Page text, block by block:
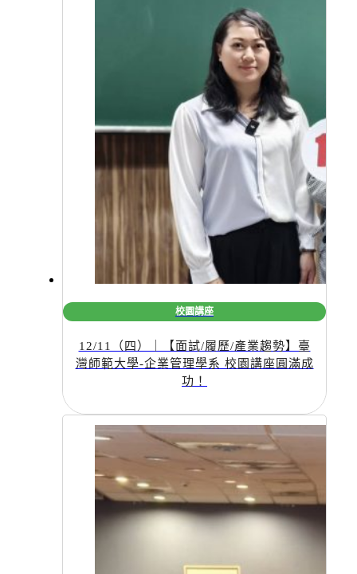
校園講座
12/11（四）｜【面試/履歷/產業趨勢】臺
灣師範大學-企業管理學系 校園講座圓滿成
功！